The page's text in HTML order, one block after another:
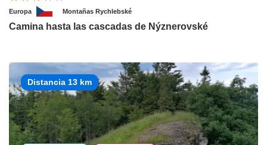
Europa Montañas Rychlebské
Camina hasta las cascadas de Nýznerovské
Distancia 13 km